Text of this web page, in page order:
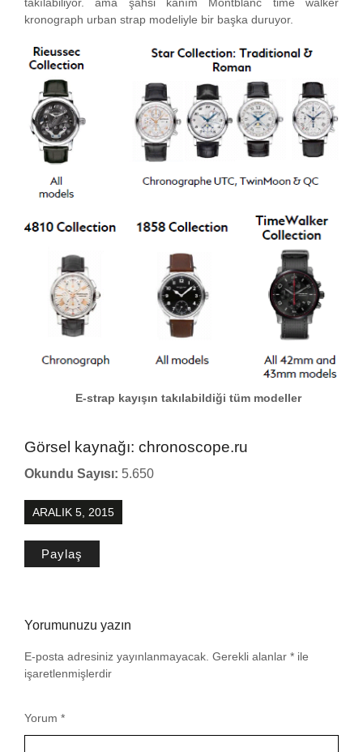
kronograph urban strap modeliyle bir başka duruyor.
E-strap kayışın takılabildiği tüm modeller
Görsel kaynağı: chronoscope.ru
Okundu Sayısı: 5.650
ARALIK 5, 2015
Paylaş
Yorumunuzu yazın
E-posta adresiniz yayınlanmayacak. Gerekli alanlar * ile
işaretlenmişlerdir
Yorum *